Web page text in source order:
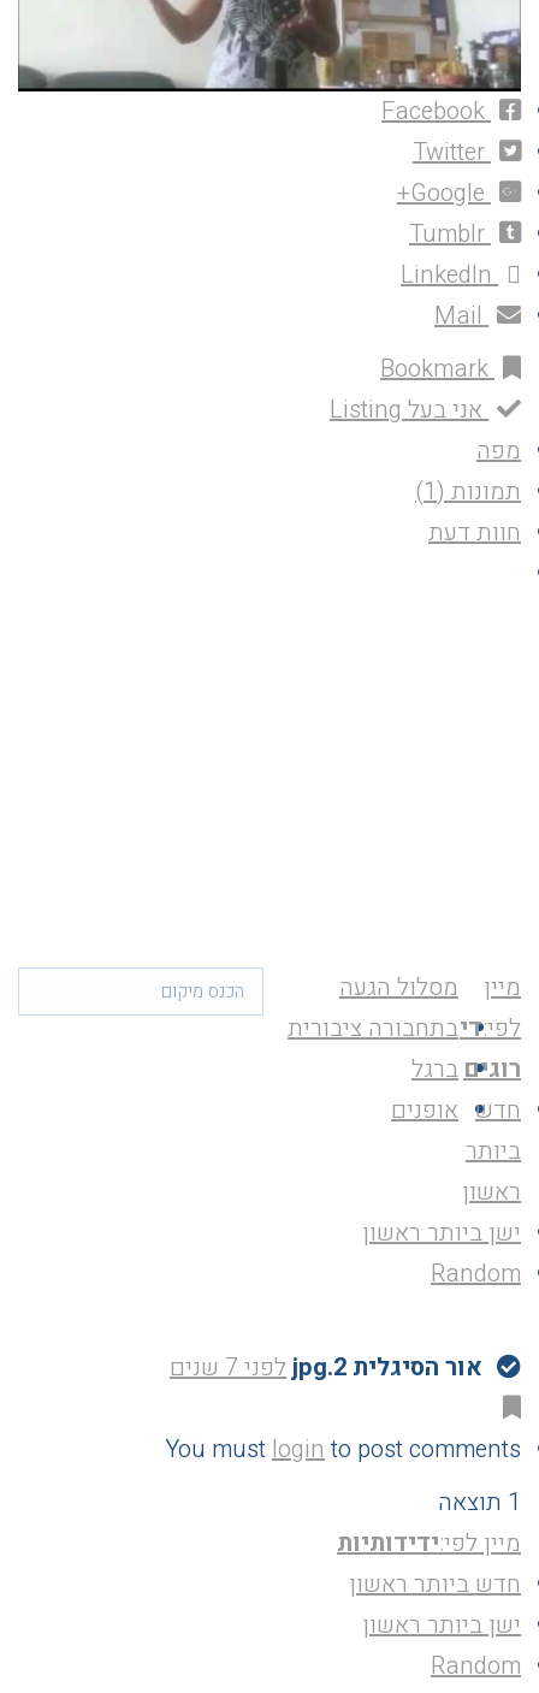
Facebook
Twitter
Google+
Tumblr
LinkedIn
Mail
Bookmark
אני בעל Listing
מפה
תמונות (1)
חוות דעת
מסלול הגעה
בתחבורה ציבורית
ברגל
אופנים
מיין
לפי:די
רוגים
חדש
ביותר
ראשון
ישן ביותר ראשון
Random
אור הסיגלית 2.jpg לפני 7 שנים
You mustloginto post comments
1 תוצאה
מיין לפי:ידידותיות
חדש ביותר ראשון
ישן ביותר ראשון
Random